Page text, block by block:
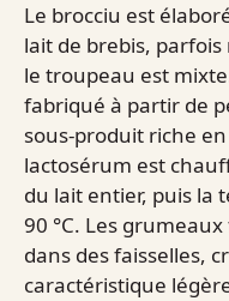
Le brocciu est
lait de brebis,
le troupeau est
fabriqué à partir de
sous-produit riche
lactosérum est
du lait entier, puis la
90 °C. Les
dans des faisselles,
caractéristique